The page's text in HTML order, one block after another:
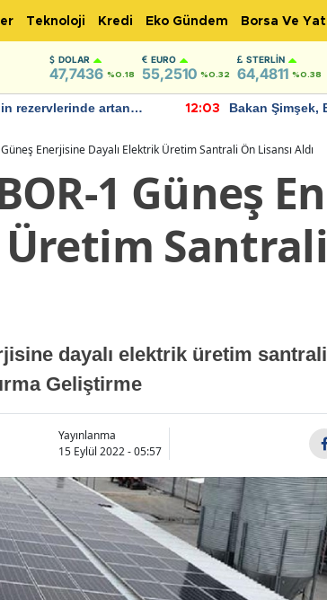
Teknoloji Kredi Eko Gündem Borsa Ve
DOLAR
47,7436 %0.18
EURO
55,2510 %0.32
STERLIN
64,4811 %0.38
rezervlerinde artan
12:03
Bakan Şimşek,
Enerjisine Dayalı Elektrik Üretim Santrali Ön Lisansı Aldı
1 Güneş
dayalı elektrik üretim
Geliştirme
Yayınlanma
15 Eylül 2022 - 05:57